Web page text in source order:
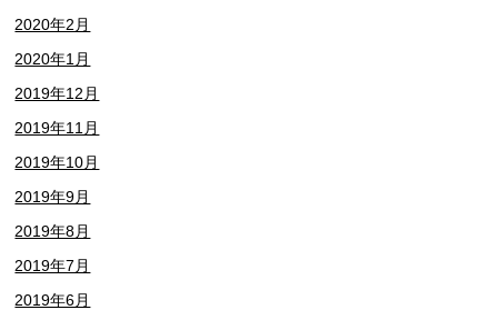
2020年2月
2020年1月
2019年12月
2019年11月
2019年10月
2019年9月
2019年8月
2019年7月
2019年6月